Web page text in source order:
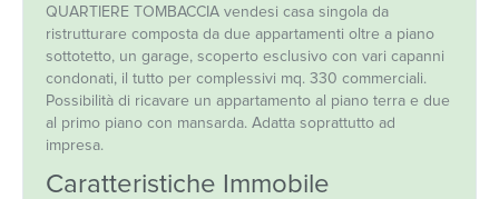
QUARTIERE TOMBACCIA vendesi casa singola da
ristrutturare composta da due appartamenti oltre a piano
sottotetto, un garage, scoperto esclusivo con vari capanni
condonati, il tutto per complessivi mq. 330 commerciali.
Possibilità di ricavare un appartamento al piano terra e due
al primo piano con mansarda. Adatta soprattutto ad
impresa.
Caratteristiche Immobile